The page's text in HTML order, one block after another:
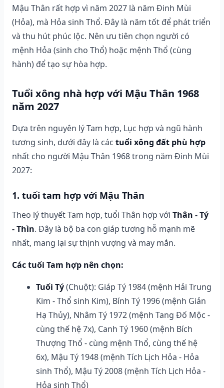
Mậu Thân rất hợp vì năm 2027 là năm Đinh Mùi
(Hỏa), mà Hỏa sinh Thổ. Đây là năm tốt để phát triển
và thu hút phúc lộc. Nên ưu tiên chọn người có
mệnh Hỏa (sinh cho Thổ) hoặc mệnh Thổ (cùng
hành) để tạo sự hòa hợp.
Tuổi xông nhà hợp với Mậu Thân 1968
năm 2027
Dựa trên nguyên lý Tam hợp, Lục hợp và ngũ hành
tương sinh, dưới đây là các tuổi xông đất phù hợp
nhất cho người Mậu Thân 1968 trong năm Đinh Mùi
2027:
1. tuổi tam hợp với Mậu Thân
Theo lý thuyết Tam hợp, tuổi Thân hợp với Thân - Tý
- Thìn. Đây là bộ ba con giáp tương hỗ mạnh mẽ
nhất, mang lại sự thịnh vượng và may mắn.
Các tuổi Tam hợp nên chọn:
Tuổi Tý(Chuột): Giáp Tý 1984 (mệnh Hải Trung
Kim - Thổ sinh Kim), Bính Tý 1996 (mệnh Giản
Hạ Thủy), Nhâm Tý 1972 (mệnh Tang Đố Mộc -
cùng thế hệ 7x), Canh Tý 1960 (mệnh Bích
Thượng Thổ - cùng mệnh Thổ, cùng thế hệ
6x), Mậu Tý 1948 (mệnh Tích Lịch Hỏa - Hỏa
sinh Thổ), Mậu Tý 2008 (mệnh Tích Lịch Hỏa -
Hỏa sinh Thổ)